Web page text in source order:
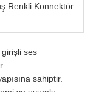
Renkli Konnektör
girişli ses
sahiptir.